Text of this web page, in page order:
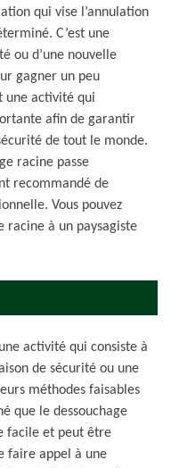
qui vise l’annulation
C’est une
ou d’une nouvelle
gagner un peu
une activité qui
afin de garantir
de tout le monde.
racine passe
recommandé de
Vous pouvez
racine à un paysagiste
activité qui consiste à
de sécurité ou une
méthodes faisables
que le dessouchage
facile et peut être
faire appel à une